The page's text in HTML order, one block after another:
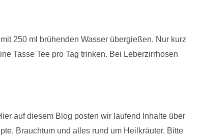
mit 250 ml brühenden Wasser übergießen. Nur kurz
Tasse Tee pro Tag trinken. Bei Leberzirrhosen
auf diesem Blog posten wir laufend Inhalte über
Brauchtum und alles rund um Heilkräuter. Bitte